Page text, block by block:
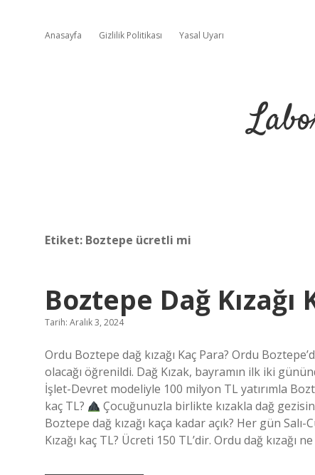
Anasayfa Gizlilik Politikası Yasal Uyarı
Etiket: Boztepe ücretli mi
Boztepe Dağ Kızağı
Tarih: Aralık 3, 2024
Ordu Boztepe dağ kızağı Kaç Para? Ordu
olacağı öğrenildi. Dağ Kızak, bayramın ilk iki
İşlet-Devret modeliyle 100 milyon TL yatırımla
kaç TL?
Çocuğunuzla birlikte kızakla dağ
Boztepe dağ kızağı kaça kadar açık? Her gün
Kızağı kaç TL? Ücreti 150 TL’dir. Ordu dağ kızağı